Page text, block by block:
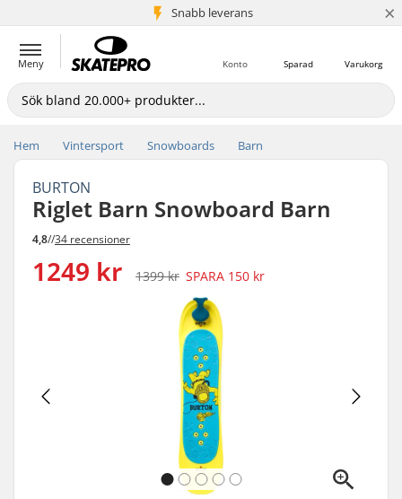
Snabb leverans
5+ milj. kunder ×
Meny Varukorg
Sparad
Konto
Hem Vintersport Snowboards Barn
BURTON
Riglet Barn Snowboard Barn
4,8//34 recensioner
1249 kr 1399 kr SPARA 150 kr